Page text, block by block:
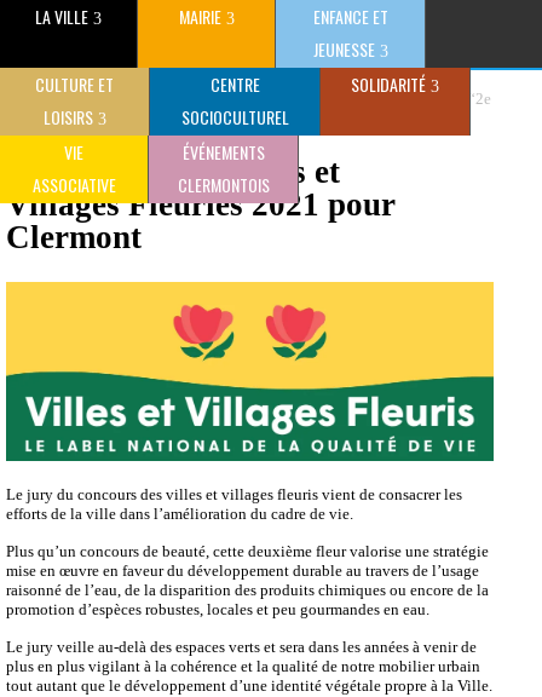
LA VILLE MAIRIE
ENFANCE ET
JEUNESSE
CULTURE ET
LOISIRS
CENTRE
SOCIOCULTUREL
CLAUDE GEWERC
SOLIDARITÉ
VIE
ASSOCIATIVE
ÉVÉNEMENTS
CLERMONTOIS
“2e
Fleur” aux Villes et Villages Fleuries 2021 pour Clermont
“2e Fleur” aux Villes et
Villages Fleuries 2021 pour
Clermont
Le jury du concours des villes et villages fleuris vient de consacrer les
efforts de la ville dans l’amélioration du cadre de vie.
Plus qu’un concours de beauté, cette deuxième fleur valorise une stratégie
mise en œuvre en faveur du développement durable au travers de l’usage
raisonné de l’eau, de la disparition des produits chimiques ou encore de la
promotion d’espèces robustes, locales et peu gourmandes en eau.
Le jury veille au-delà des espaces verts et sera dans les années à venir de
plus en plus vigilant à la cohérence et la qualité de notre mobilier urbain
tout autant que le développement d’une identité végétale propre à la Ville.